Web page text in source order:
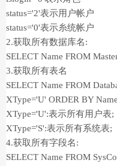
status='2'表示用户帐户
status='0'表示糸统帐户
2.获取所有数据库名:
SELECT Name FROM
3.获取所有表名
SELECT Name FROM
XType='U' ORDER BY Name
XType='U':表示所有用户表;
XType='S':表示所有系统表;
4.获取所有字段名:
SELECT Name FROM